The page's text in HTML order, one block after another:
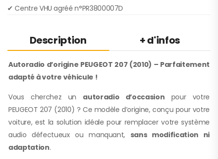
✔︎ Centre VHU agréé n°PR3800007D
Description + d'infos
Autoradio d’origine PEUGEOT 207 (2010) – Parfaitement
adapté à votre véhicule !
Vous cherchez un autoradio d’occasion pour votre
PEUGEOT 207 (2010) ? Ce modèle d’origine, conçu pour votre
voiture, est la solution idéale pour remplacer votre système
audio défectueux ou manquant, sans modification ni
adaptation.